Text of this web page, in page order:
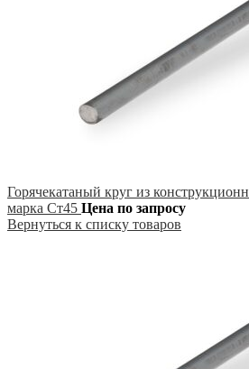
Горячекатаный круг из
марка Ст45 Цена по запросу
Вернуться к списку товаров